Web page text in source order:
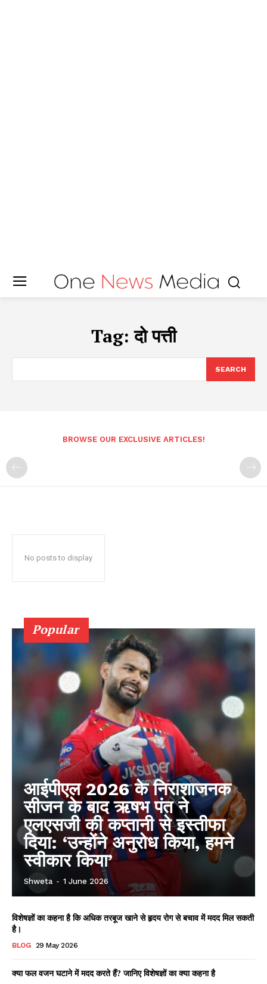
Tag:दो पत्ती
SEARCH
BROWSE OUR EXCLUSIVE ARTICLES!
No posts to display
Popular
आईपीएल 2026 के निराशाजनक
सीजन के बाद ऋषभ पंत ने
एलएसजी की कप्तानी से इस्तीफा
दिया: ‘उन्होंने अनुरोध किया, हमने
स्वीकार किया’
Shweta - 1 June 2026
विशेषज्ञों का कहना है कि अधिक तरबूज खाने से हृदय रोग से बचाव में मदद मिल सकती
है।
BLOG 29 May 2026
क्या फल वजन घटाने में मदद करते हैं? जानिए विशेषज्ञों का क्या कहना है